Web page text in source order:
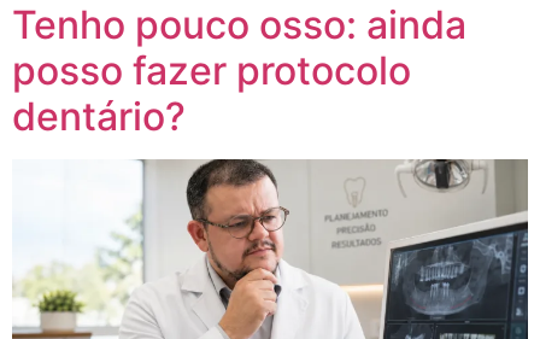
Tenho pouco osso: ainda
posso fazer protocolo
dentário?